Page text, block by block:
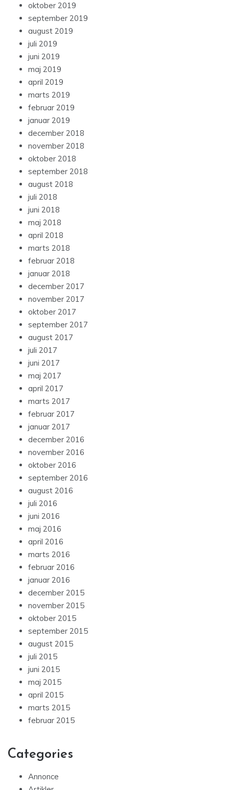
oktober 2019
september 2019
august 2019
juli 2019
juni 2019
maj 2019
april 2019
marts 2019
februar 2019
januar 2019
december 2018
november 2018
oktober 2018
september 2018
august 2018
juli 2018
juni 2018
maj 2018
april 2018
marts 2018
februar 2018
januar 2018
december 2017
november 2017
oktober 2017
september 2017
august 2017
juli 2017
juni 2017
maj 2017
april 2017
marts 2017
februar 2017
januar 2017
december 2016
november 2016
oktober 2016
september 2016
august 2016
juli 2016
juni 2016
maj 2016
april 2016
marts 2016
februar 2016
januar 2016
december 2015
november 2015
oktober 2015
september 2015
august 2015
juli 2015
juni 2015
maj 2015
april 2015
marts 2015
februar 2015
Categories
Annonce